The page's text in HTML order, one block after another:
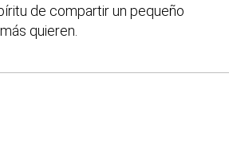
de compartir un pequeño
quieren.